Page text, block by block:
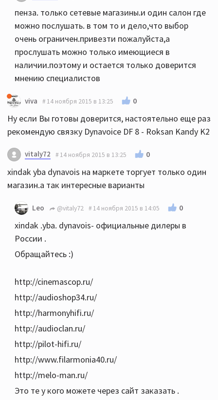
пенза. только сетевые магазины.и один салон где
можно послушать. в том то и дело,что выбор
очень ограничен.привезти пожалуйста,а
прослушать можно только имеющиеся в
наличии.поэтому и остается только доверится
мнению специалистов
viva 14 ноября 2015 в 13:25 0
Ну если Вы готовы доверится, настоятельно еще раз
рекомендую связку Dynavoice DF 8 - Roksan Kandy K2
vitaly72 14 ноября 2015 в 13:25 0
xindak yba dynavois на маркете торгует только один
магазин.а так интересные варианты
Leo @vitaly72 14 ноября 2015 в 14:05 0
xindak .yba. dynavois- официальные дилеры в
России .
Обращайтесь :)
http://cinemascop.ru/
http://audioshop34.ru/
http://harmonyhifi.ru/
http://audioclan.ru/
http://pilot-hifi.ru/
http://www.filarmonia40.ru/
http://melo-man.ru/
Это те у кого можете через сайт заказать .